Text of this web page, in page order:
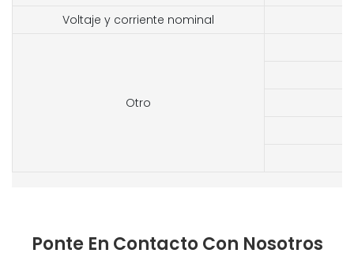
Voltaje y corriente nominal
Otro
Ponte En Contacto Con Nosotros